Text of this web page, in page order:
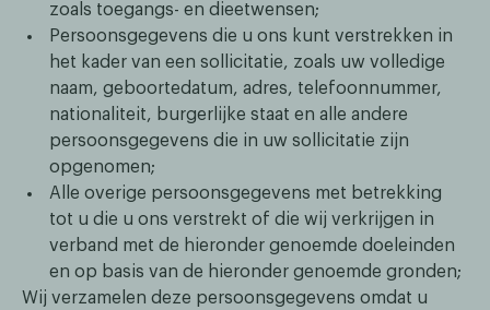
zoals toegangs- en dieetwensen;
Persoonsgegevens die u ons kunt verstrekken in
het kader van een sollicitatie, zoals uw volledige
naam, geboortedatum, adres, telefoonnummer,
nationaliteit, burgerlijke staat en alle andere
persoonsgegevens die in uw sollicitatie zijn
opgenomen;
Alle overige persoonsgegevens met betrekking
tot u die u ons verstrekt of die wij verkrijgen in
verband met de hieronder genoemde doeleinden
en op basis van de hieronder genoemde gronden;
Wij verzamelen deze persoonsgegevens omdat u